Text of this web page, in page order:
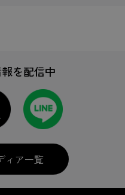
を配信中
ィア一覧